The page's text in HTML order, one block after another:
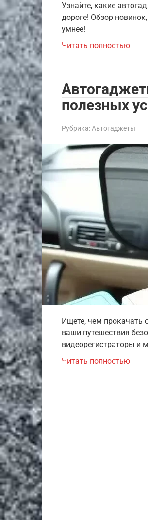
Узнайте, какие
дороге! Обзор
умнее!
Читать полностью
полезных
Рубрика: Автогаджеты
Ищете, чем прокачать
ваши путешествия
видеорегистраторы и
Читать полностью